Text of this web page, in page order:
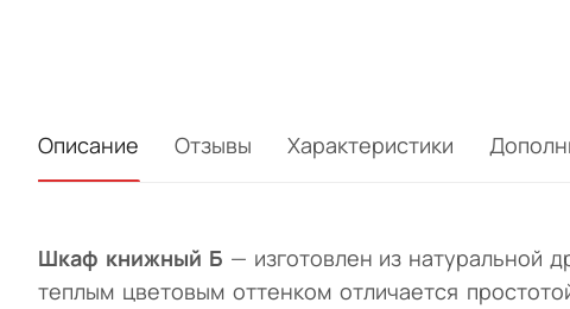
Описание Отзывы Характеристики
Шкаф книжный Б — изготовлен из натуральной
теплым цветовым оттенком отличается